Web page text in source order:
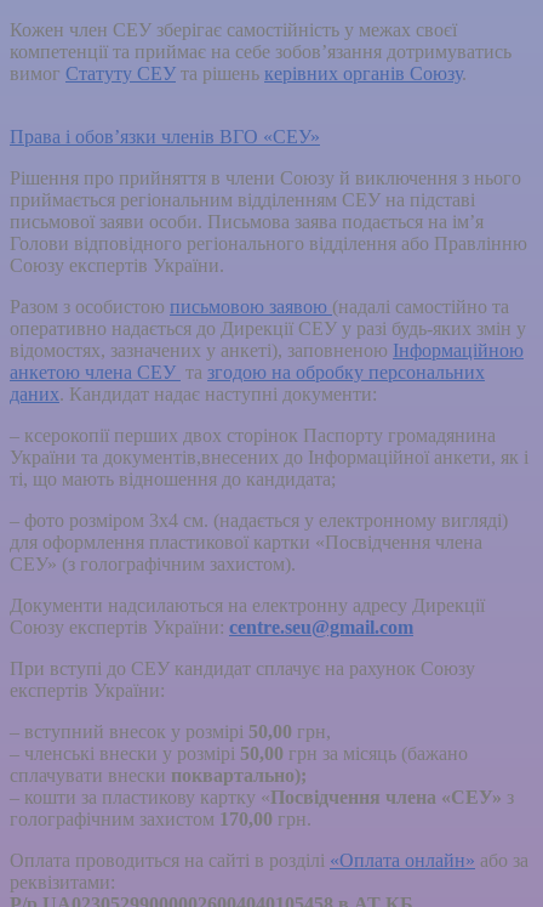
Кожен член СЕУ зберігає самостійність у межах своєї
компетенції та приймає на себе зобов’язання дотримуватись
вимог Статуту СЕУ та рішень керівних органів Союзу.
Права і обов’язки членів ВГО «СЕУ»
Рішення про прийняття в члени Союзу й виключення з нього
приймається регіональним відділен­ням СЕУ на підставі
письмової заяви особи. Письмова заява подається на ім’я
Голови відповідного регіонального відділення або Правлінню
Союзу експертів України.
Разом з особистою письмовою заявою (надалі самостійно та
оперативно надається до Дирекції СЕУ у разі будь-яких змін у
відомостях, зазначених у анкеті), заповненою Інформаційною
анкетою члена СЕУ та згодою на обробку персональних
даних. Кандидат надає наступні документи:
– ксерокопії перших двох сторінок Паспорту громадянина
України та документів,внесених до Інформаційної анкети, як і
ті, що мають відношення до кандидата;
– фото розміром 3х4 см. (надається у електронному вигляді)
для оформлення пластикової картки «Посвідчення члена
СЕУ» (з голографічним захистом).
Документи надсилаються на електронну адресу Дирекції
Союзу експертів України: centre.seu@gmail.com
При вступі до СЕУ кандидат сплачує на рахунок Союзу
експертів України:
– вступний внесок у розмірі 50,00 грн,
– членські внески у розмірі 50,00 грн за місяць (бажано
сплачувати внески поквартально);
– кошти за пластикову картку «Посвідчення члена «СЕУ» з
голографічним захистом 170,00 грн.
Оплата проводиться на сайті в розділі «Оплата онлайн» або за
реквізитами: